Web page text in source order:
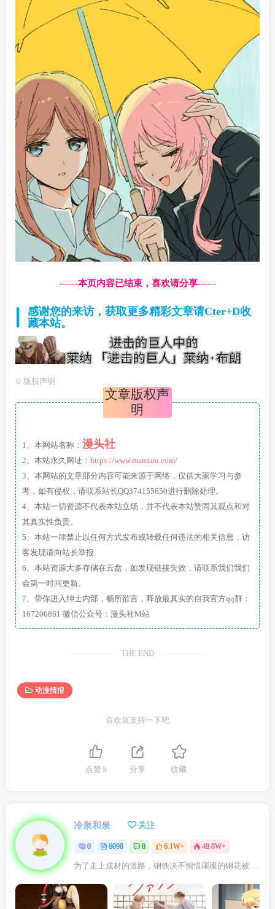
------本页内容已结束，喜欢请分享------
感谢您的来访，获取更多精彩文章请Cter+D收
藏本站。
© 版权声明
文章版权声
明
1、本网站名称： 漫头社
2、本站永久网址： https://www.mamtou.com/
3、本网站的文章部分内容可能来源于网络，仅供大家学习与参
考，如有侵权，请联系站长QQ374155650进行删除处理。
4、本站一切资源不代表本站立场，并不代表本站赞同其观点和对
其真实性负责。
5、本站一律禁止以任何方式发布或转载任何违法的相关信息，访
客发现请向站长举报
6、本站资源大多存储在云盘，如发现链接失效，请联系我们我们
会第一时间更新。
7、带你进入绅士内部，畅所欲言，释放最真实的自我官方qq群：
167200861 微信公众号：漫头社M站
THE END
动漫情报
喜欢就支持一下吧
点赞 5 分享 收藏
冷泉和泉 关注
0 6098 0 6.1W+ 49.8W+